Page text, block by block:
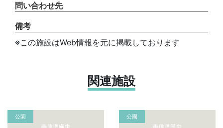
問い合わせ先
備考
※この施設はWeb情報を元に掲載しております
関連施設
公園 公園